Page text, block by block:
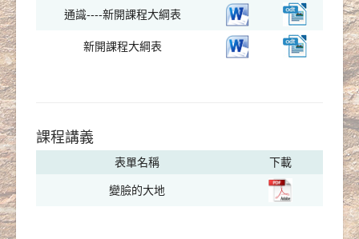
通識----新開課程大綱表
新開課程大綱表
課程講義
表單名稱 下載
變臉的大地